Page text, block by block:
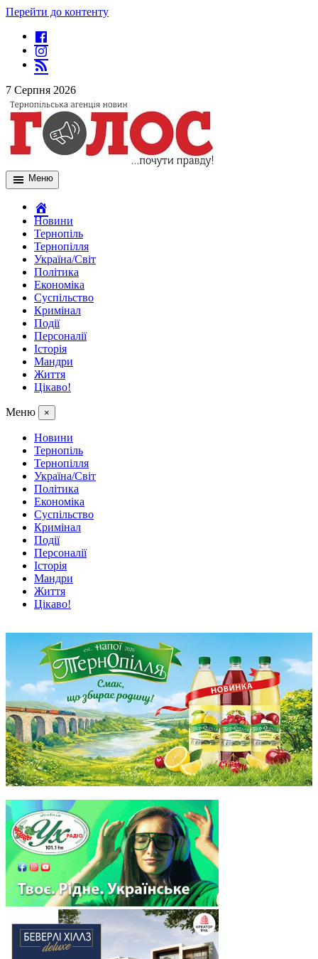
Перейти до контенту
7 Серпня 2026
Меню
Новини
Тернопіль
Тернопілля
Україна/Світ
Політика
Економіка
Суспільство
Кримінал
Події
Персоналії
Історія
Мандри
Життя
Цікаво!
Меню ×
Новини
Тернопіль
Тернопілля
Україна/Світ
Політика
Економіка
Суспільство
Кримінал
Події
Персоналії
Історія
Мандри
Життя
Цікаво!